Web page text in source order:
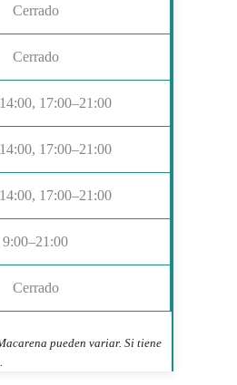
Cerrado
Cerrado
17:00–21:00
17:00–21:00
17:00–21:00
9:00–21:00
Cerrado
pueden variar. Si tiene